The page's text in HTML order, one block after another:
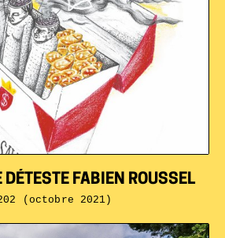
DÉTESTE FABIEN ROUSSEL
(octobre 2021)